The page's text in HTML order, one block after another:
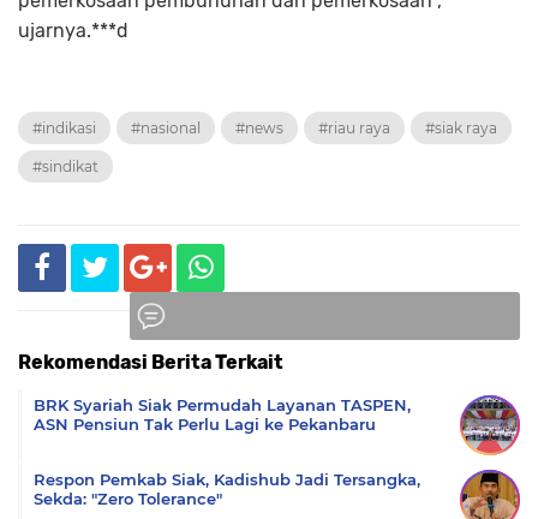
ujarnya.***d
#indikasi #nasional #news #riau raya #siak raya
#sindikat
Rekomendasi Berita Terkait
BRK Syariah Siak Permudah Layanan TASPEN,
ASN Pensiun Tak Perlu Lagi ke Pekanbaru
Respon Pemkab Siak, Kadishub Jadi Tersangka,
Sekda: "Zero Tolerance"